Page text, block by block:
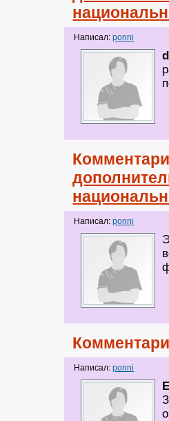
Написал:ponni
Написал:ponni
Написал:ponni